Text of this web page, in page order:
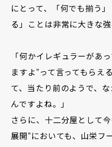
にとって、「何でも揃う
る」ことは非常に大きな強
「何かイレギュラーがあ
ますよ”って言ってもらえ
て、当たり前のようで、
んですよね。」
さらに、十二分屋として
展開”においても、山栄フ